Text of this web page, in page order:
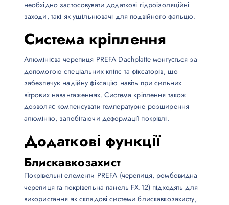
необхідно застосовувати додаткові гідроізоляційні
заходи, такі як ущільнювачі для подвійного фальцю.
Система кріплення
Алюмінієва черепиця PREFA Dachplatte монтується за
допомогою спеціальних кліпс та фіксаторів, що
забезпечує надійну фіксацію навіть при сильних
вітрових навантаженнях. Система кріплення також
дозволяє компенсувати температурне розширення
алюмінію, запобігаючи деформації покрівлі.
Додаткові функції
Блискавкозахист
Покрівельні елементи PREFA (черепиця, ромбовидна
черепиця та покрівельна панель FX.12) підходять для
використання як складові системи блискавкозахисту,